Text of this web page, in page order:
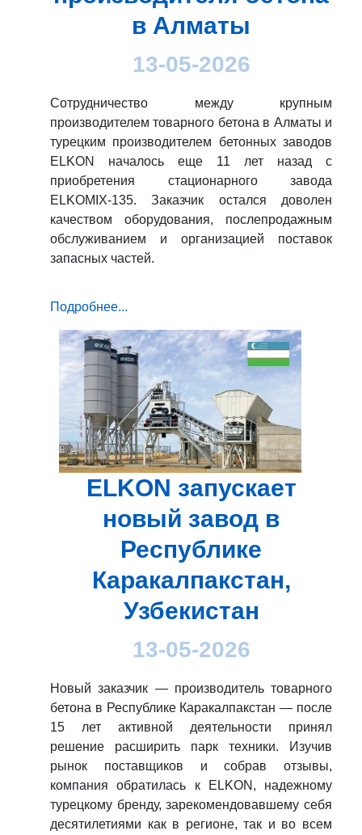
в Алматы
13-05-2026
Сотрудничество между крупным
производителем товарного бетона в Алматы и
турецким производителем бетонных заводов
ELKON началось еще 11 лет назад с
приобретения стационарного завода
ELKOMIX-135. Заказчик остался доволен
качеством оборудования, послепродажным
обслуживанием и организацией поставок
запасных частей.
Подробнее...
ELKON запускает
новый завод в
Республике
Каракалпакстан,
Узбекистан
13-05-2026
Новый заказчик — производитель товарного
бетона в Республике Каракалпакстан — после
15 лет активной деятельности принял
решение расширить парк техники. Изучив
рынок поставщиков и собрав отзывы,
компания обратилась к ELKON, надежному
турецкому бренду, зарекомендовавшему себя
десятилетиями как в регионе, так и во всем